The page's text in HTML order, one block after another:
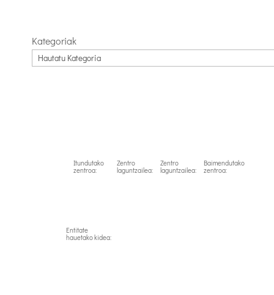
Kategoriak
Itundutako
zentroa:
Zentro
laguntzailea:
Zentro
laguntzailea:
Baimendutako
zentroa:
Entitate
hauetako kidea: